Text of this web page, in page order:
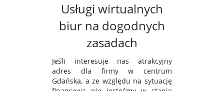
Usługi wirtualnych
biur na dogodnych
zasadach
Jeśli interesuje nas atrakcyjny
adres dla firmy w centrum
Gdańska, a ze względu na sytuację